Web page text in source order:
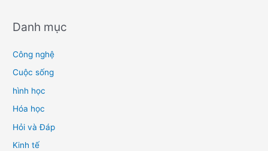
Danh mục
Công nghệ
Cuộc sống
hình học
Hóa học
Hỏi và Đáp
Kinh tế